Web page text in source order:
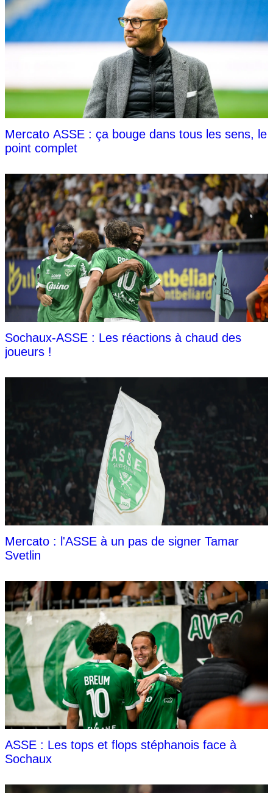
Mercato ASSE : ça bouge dans tous les sens, le
point complet
Sochaux-ASSE : Les réactions à chaud des
joueurs !
Mercato : l'ASSE à un pas de signer Tamar
Svetlin
ASSE : Les tops et flops stéphanois face à
Sochaux